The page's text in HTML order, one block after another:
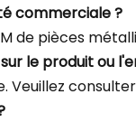
commerciale ?
de pièces
le produit ou
Veuillez